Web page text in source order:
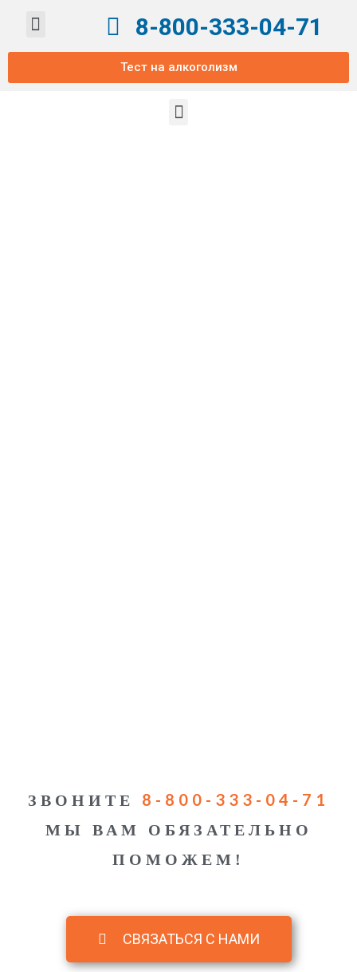
8-800-333-04-71
Тест на алкоголизм
ЗВОНИТЕ 8-800-333-04-71
МЫ ВАМ ОБЯЗАТЕЛЬНО
ПОМОЖЕМ!
СВЯЗАТЬСЯ С НАМИ